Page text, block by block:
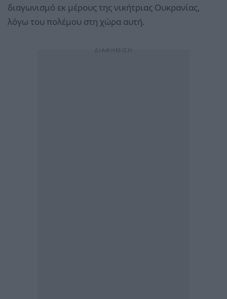
διαγωνισμό εκ μέρους της νικήτριας Ουκρανίας,
λόγω του πολέμου στη χώρα αυτή.